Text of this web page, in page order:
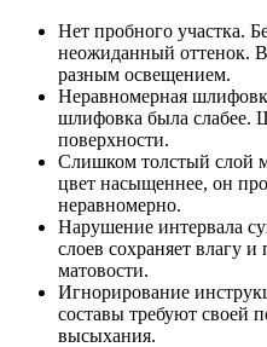
Нет пробного участка.
неожиданный оттенок.
разным освещением.
Неравномерная
шлифовка была слабее.
поверхности.
Слишком толстый слой
цвет насыщеннее, он
неравномерно.
Нарушение интервала
слоев сохраняет влагу
матовости.
Игнорирование
составы требуют своей
высыхания.